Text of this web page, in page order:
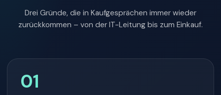
Drei Gründe, die in Kaufgesprächen immer wieder
zurückkommen – von der IT-Leitung bis zum Einkauf.
01